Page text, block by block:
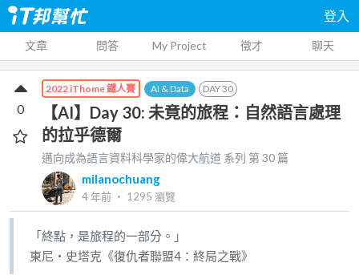
登入
文章 問答 My Project 徵才 聊天
2022 iThome 鐵人賽 AI & Data DAY30
【AI】Day 30: 未竟的旅程：自然語言處理
的拉乎德爾
邁向成為語言資料科學家的偉大航道 系列 第30 篇
milanochuang
4 年前 ‧ 1295 瀏覽
0
「終點，是旅程的一部分。」
東尼・史塔克《復仇者聯盟4：終局之戰》